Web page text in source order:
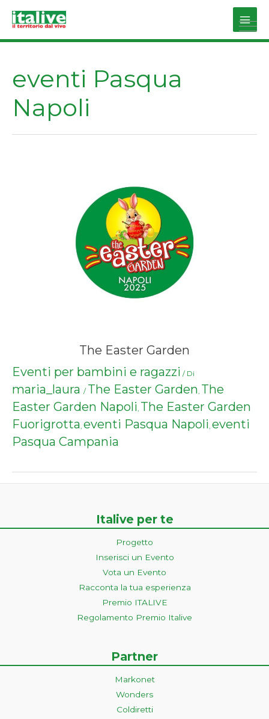
Main
eventi Pasqua
Napoli
The Easter Garden
Eventi per bambini e ragazzi / Di
maria_laura / The Easter Garden, The
Easter Garden Napoli, The Easter Garden
Fuorigrotta, eventi Pasqua Napoli, eventi
Pasqua Campania
Italive per te
Progetto
Inserisci un Evento
Vota un Evento
Racconta la tua esperienza
Premio ITALIVE
Regolamento Premio Italive
Partner
Markonet
Wonders
Coldiretti